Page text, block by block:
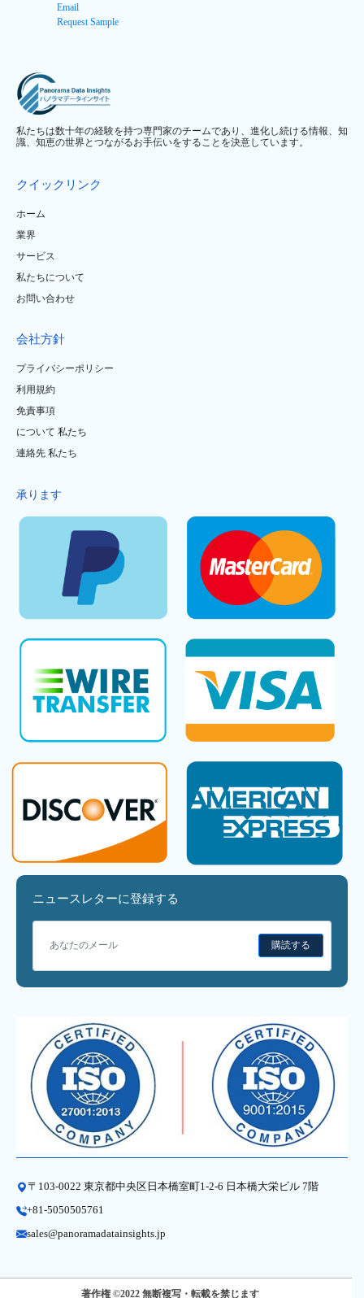
Email
Request Sample
私たちは数十年の経験を持つ専門家のチームであり、進化し続ける情報、知
識、知恵の世界とつながるお手伝いをすることを決意しています。
クイックリンク
ホーム
業界
サービス
私たちについて
お問い合わせ
会社方針
プライバシーポリシー
利用規約
免責事項
について 私たち
連絡先 私たち
承ります
ニュースレターに登録する
購読する
〒103-0022 東京都中央区日本橋室町1-2-6 日本橋大栄ビル 7階
+81-5050505761
sales@panoramadatainsights.jp
著作権 ©2022 無断複写・転載を禁じます